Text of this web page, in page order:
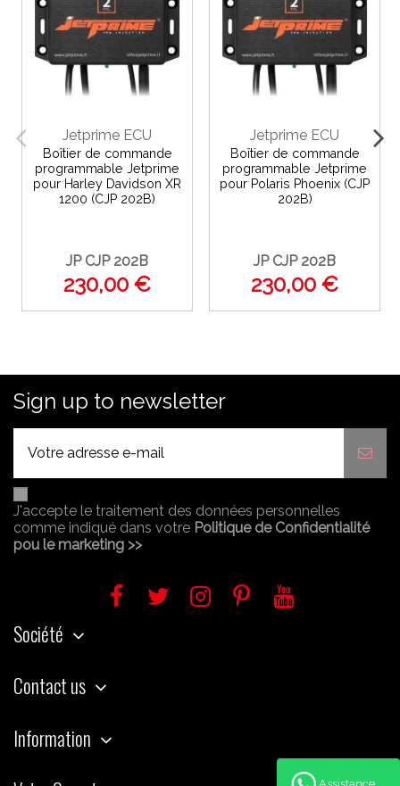
Jetprime ECU
Boîtier de commande
programmable Jetprime
pour Harley Davidson XR
1200 (CJP 202B)
JP CJP 202B
230,00 €
Jetprime ECU
Boîtier de commande
programmable Jetprime
pour Polaris Phoenix (CJP
202B)
JP CJP 202B
230,00 €
Sign up to newsletter
J'accepte le traitement des données personnelles
comme indiqué dans votre Politique de Confidentialité
pou le marketing >>
Société
Contact us
Information